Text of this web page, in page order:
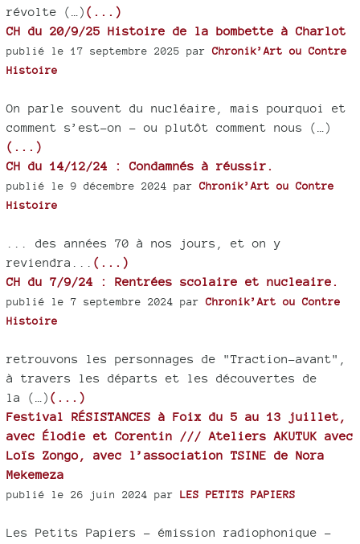
révolte (…) (...)
CH du 20/9/25 Histoire de la bombette à Charlot
publié le 17 septembre 2025 parChronik’Art ou Contre
Histoire
On parle souvent du nucléaire, mais pourquoi et
comment s’est-on - ou plutôt comment nous (…)
(...)
CH du 14/12/24 : Condamnés à réussir.
publié le 9 décembre 2024 parChronik’Art ou Contre
Histoire
... des années 70 à nos jours, et on y
reviendra... (...)
CH du 7/9/24 : Rentrées scolaire et nucleaire.
publié le 7 septembre 2024 parChronik’Art ou Contre
Histoire
retrouvons les personnages de "Traction-avant",
à travers les départs et les découvertes de
la (…) (...)
Festival RÉSISTANCES à Foix du 5 au 13 juillet,
avec Élodie et Corentin /// Ateliers AKUTUK avec
Loïs Zongo, avec l’association TSINE de Nora
Mekemeza
publié le 26 juin 2024 par LES PETITS PAPIERS
Les Petits Papiers - émission radiophonique -